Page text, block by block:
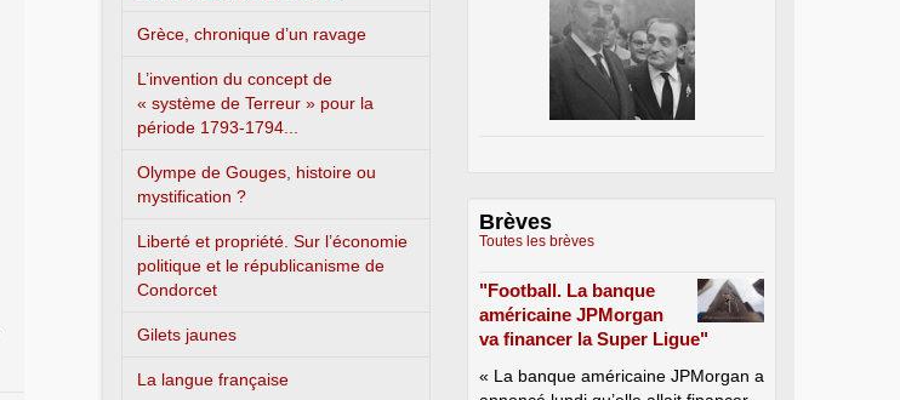
Grèce, chronique d’un ravage
L’invention du concept de
« système de Terreur » pour la
période 1793-1794...
Olympe de Gouges, histoire ou
mystification ?
Liberté et propriété. Sur l’économie
politique et le républicanisme de
Condorcet
Gilets jaunes
La langue française
Brèves
Toutes les brèves
"Football. La banque
américaine JPMorgan
va financer la Super Ligue"
« La banque américaine JPMorgan a